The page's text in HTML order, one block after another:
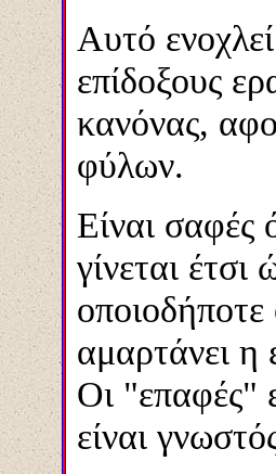
Αυτό
επίδοξους
κανόνας,
φύλων.
Είναι σαφές
γίνεται
οποιοδήποτε
αμαρτάνει
Οι "επαφές"
είναι